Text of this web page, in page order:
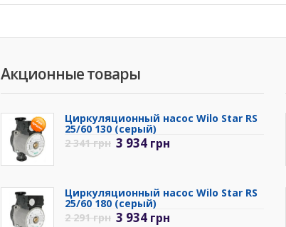
Акционные товары
Циркуляционный насос Wilo Star RS
25/60 130 (серый)
2 341грн 3 934 грн
Циркуляционный насос Wilo Star RS
25/60 180 (серый)
2 291грн 3 934 грн